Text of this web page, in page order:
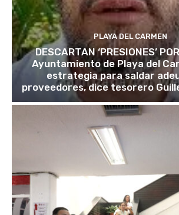
PLAYA DEL CARMEN
DESCARTAN ‘PRESIONES’
Ayuntamiento de Playa del
estrategia para saldar
proveedores, dice tesorero